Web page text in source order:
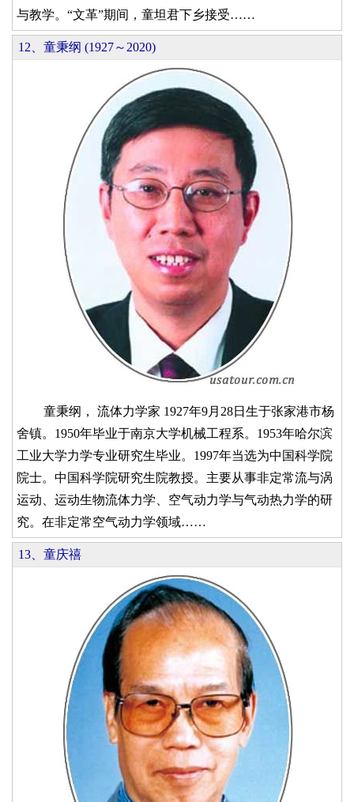
与教学。“文革”期间，童坦君下乡接受……
12、童秉纲 (1927～2020)
童秉纲， 流体力学家 1927年9月28日生于张家港市杨
舍镇。1950年毕业于南京大学机械工程系。1953年哈尔滨
工业大学力学专业研究生毕业。1997年当选为中国科学院
院士。中国科学院研究生院教授。主要从事非定常流与涡
运动、运动生物流体力学、空气动力学与气动热力学的研
究。在非定常空气动力学领域……
13、童庆禧